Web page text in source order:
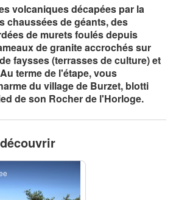
volcaniques décapées par la
chaussées de géants, des
de murets foulés depuis
de granite accrochés sur
faysses (terrasses de culture) et
terme de l'étape, vous
du village de Burzet, blotti
de son Rocher de l'Horloge.